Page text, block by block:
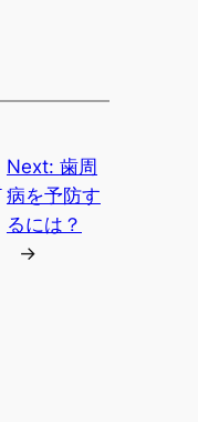
Next: 歯周
病を予防す
るには？
→